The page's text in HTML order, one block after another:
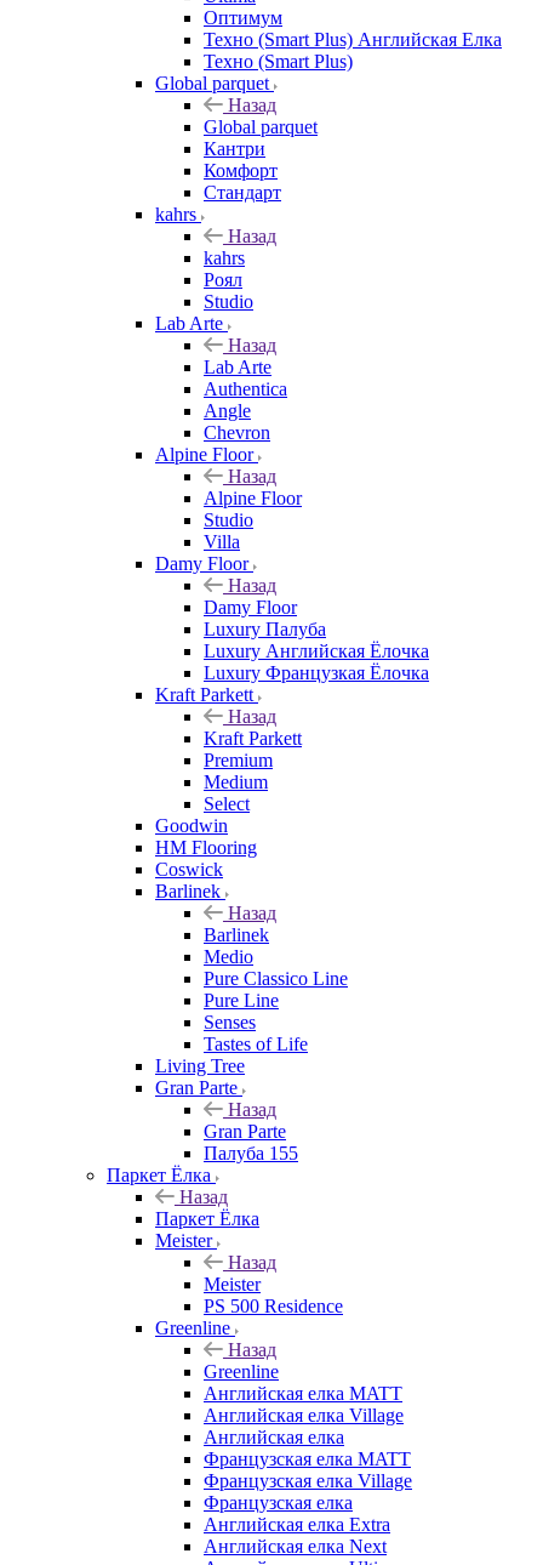
Оптимум
Техно (Smart Plus) Английская Елка
Техно (Smart Plus)
Global parquet
Назад
Global parquet
Кантри
Комфорт
Стандарт
kahrs
Назад
kahrs
Роял
Studio
Lab Arte
Назад
Lab Arte
Authentica
Angle
Chevron
Alpine Floor
Назад
Alpine Floor
Studio
Villa
Damy Floor
Назад
Damy Floor
Luxury Палуба
Luxury Английская Ёлочка
Luxury Французкая Ёлочка
Kraft Parkett
Назад
Kraft Parkett
Premium
Medium
Select
Goodwin
HM Flooring
Coswick
Barlinek
Назад
Barlinek
Medio
Pure Classico Line
Pure Line
Senses
Tastes of Life
Living Tree
Gran Parte
Назад
Gran Parte
Палуба 155
Паркет Ёлка
Назад
Паркет Ёлка
Meister
Назад
Meister
PS 500 Residence
Greenline
Назад
Greenline
Английская елка MATT
Английская елка Village
Английская елка
Французская елка MATT
Французская елка Village
Французская елка
Английская елка Extra
Английская елка Next